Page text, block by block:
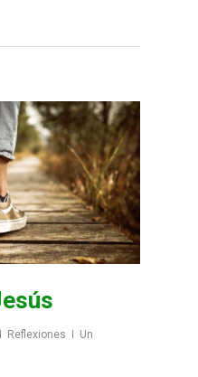
Reflexiones Un